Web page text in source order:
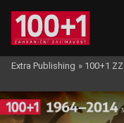
Extra Publishing » 100+1 ZZ